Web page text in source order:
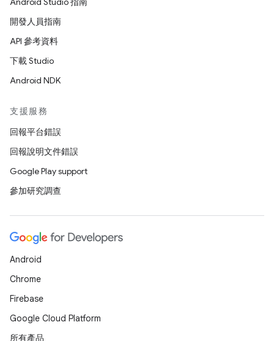
開發人員指南
API 參考資料
下載 Studio
Android NDK
支援服務
回報平台錯誤
回報說明文件錯誤
Google Play support
參加研究調查
Android
Chrome
Firebase
Google Cloud Platform
所有產品